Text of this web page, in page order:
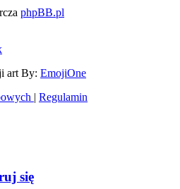
phpBB.pl
art By: EmojiOne
| Regulamin
się